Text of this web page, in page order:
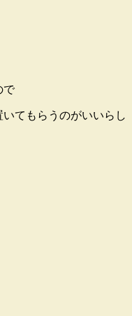
で
てもらうのがいいらし